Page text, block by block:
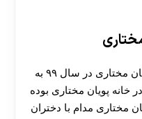
دعوا و جدا شدن نیلی افشار از پویان مختاری در سال ۹۹ به
خانه پویان مختاری بوده
مختاری مدام با دختران